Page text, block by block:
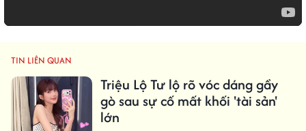
TIN LIÊN QUAN
Triệu Lộ Tư lộ rõ vóc dáng gầy
gò sau sự cố mất khối 'tài sản'
lớn